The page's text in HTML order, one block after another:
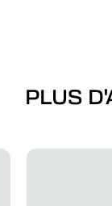
PLUS